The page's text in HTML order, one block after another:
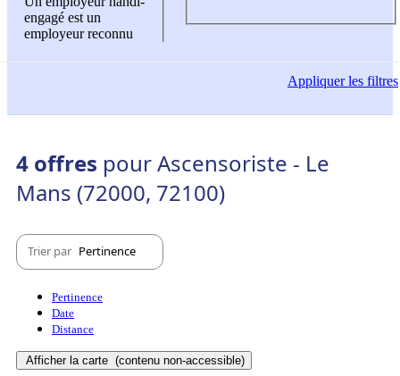
engagé est un
employeur reconnu
Appliquerles filtres
4 offres pour Ascensoriste - Le
Mans (72000, 72100)
Trier par Pertinence
Pertinence
Date
Distance
Afficher la carte (contenu non-accessible)